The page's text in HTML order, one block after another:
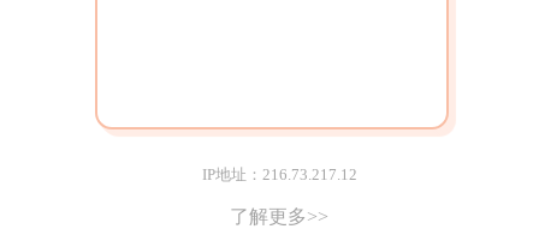
IP地址：216.73.217.12
了解更多>>